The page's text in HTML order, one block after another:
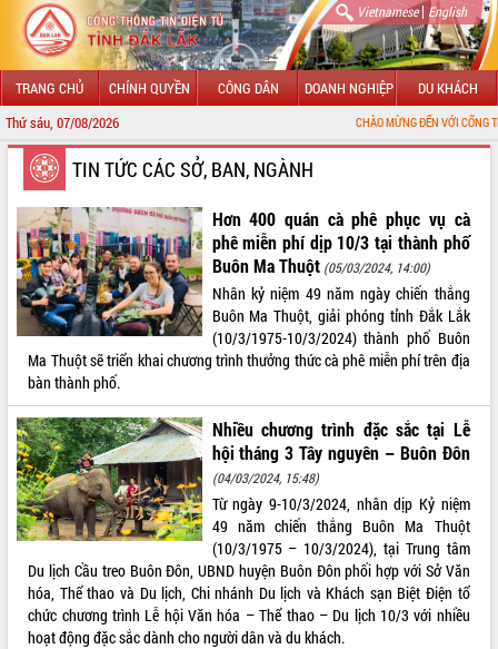
Vietnamese| English
TRANG CHỦ CHÍNH QUYỀN CÔNG DÂN DOANH NGHIỆP DU KHÁCH
Thứ sáu, 07/08/2026 CHÀO MỪNG ĐẾN VỚI CỔNG THÔNG TIN
GIỚI THIỆU
LÃNH ĐẠO UBND TỈNH
TIN TỨC SỰ KIỆN
SỞ, BAN, NGÀNH
THÔNG TIN CHỈ ĐẠO ĐIỀU HÀNH
HỆ THỐNG VĂN BẢN
VĂN BẢN HĐND TỈNH
ĐIỂM TIN VĂN BẢN
QUY HOẠCH - KẾ HOẠCH
TIN TỨC CÁC SỞ, BAN, NGÀNH
Hơn 400 quán cà phê phục vụ cà
phê miễn phí dịp 10/3 tại thành phố
Buôn Ma Thuột (05/03/2024, 14:00)
Nhân kỷ niệm 49 năm ngày chiến thắng
Buôn Ma Thuột, giải phóng tỉnh Đắk Lắk
(10/3/1975-10/3/2024) thành phố Buôn
Ma Thuột sẽ triển khai chương trình thưởng thức cà phê miễn phí trên địa
bàn thành phố.
Nhiều chương trình đặc sắc tại Lễ
hội tháng 3 Tây nguyên – Buôn Đôn
(04/03/2024, 15:48)
Từ ngày 9-10/3/2024, nhân dịp Kỷ niệm
49 năm chiến thắng Buôn Ma Thuột
(10/3/1975 – 10/3/2024), tại Trung tâm
Du lịch Cầu treo Buôn Đôn, UBND huyện Buôn Đôn phối hợp với Sở Văn
hóa, Thể thao và Du lịch, Chi nhánh Du lịch và Khách sạn Biệt Điện tổ
chức chương trình Lễ hội Văn hóa – Thể thao – Du lịch 10/3 với nhiều
hoạt động đặc sắc dành cho người dân và du khách.